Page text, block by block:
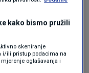
kako bismo pružili
skeniranje
i/ili pristup podacima na
oglašavanja i